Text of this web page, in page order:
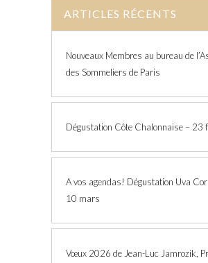
ARTICLES RÉCENTS
Nouveaux Membres au bureau de
des Sommeliers de Paris
Dégustation Côte Chalonnaise – 23
A vos agendas! Dégustation Uva
10 mars
Vœux 2026 de Jean-Luc Jamrozik,